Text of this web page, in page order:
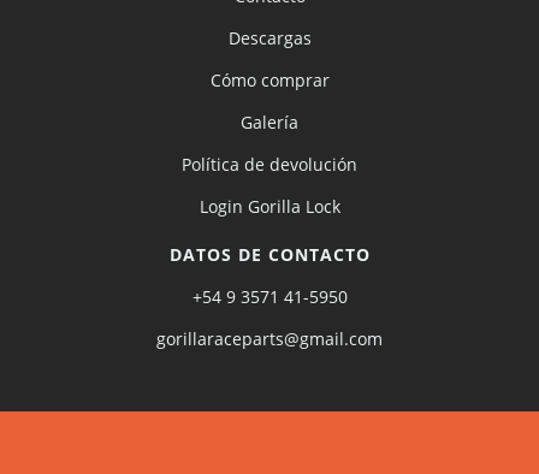
Descargas
Cómo comprar
Galería
Política de devolución
Login Gorilla Lock
DATOS DE CONTACTO
+54 9 3571 41-5950
gorillaraceparts@gmail.com